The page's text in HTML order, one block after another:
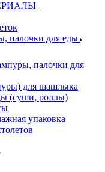
палочки для еды
палочки для
для шашлыка
(суши, роллы)
упаковка